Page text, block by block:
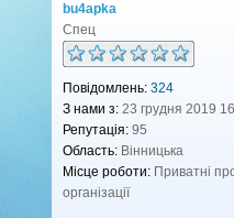
bu4apka
Спец
Повідомлень: 324
З нами з: 23 грудня 2019
Репутація: 95
Область: Вінницька
Місце роботи: Приватні
організації